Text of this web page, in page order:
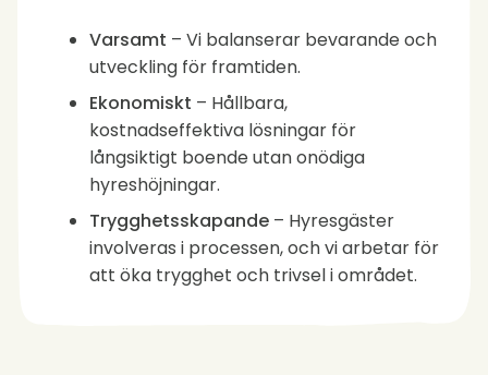
Varsamt – Vi balanserar bevarande och
utveckling för framtiden.
Ekonomiskt – Hållbara,
kostnadseffektiva lösningar för
långsiktigt boende utan onödiga
hyreshöjningar.
Trygghetsskapande – Hyresgäster
involveras i processen, och vi arbetar för
att öka trygghet och trivsel i området.